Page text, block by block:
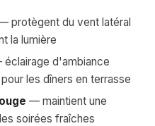
protègent du vent latéral
la lumière
d'ambiance
les dîners en terrasse
— maintient une
soirées fraîches